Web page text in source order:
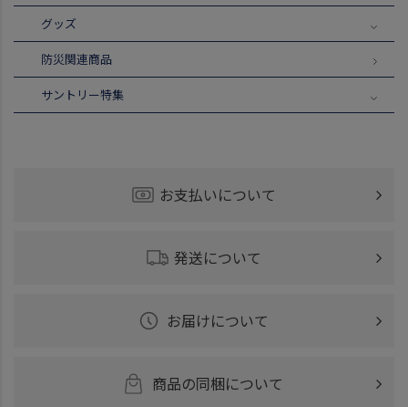
グッズ
防災関連商品
サントリー特集
お支払いについて
発送について
お届けについて
商品の同梱について